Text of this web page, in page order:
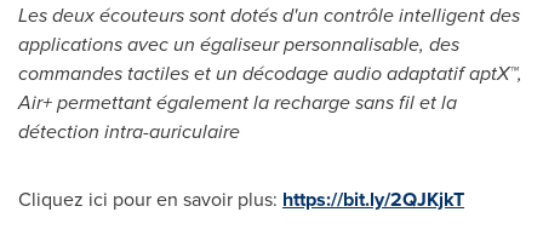
Les deux écouteurs sont dotés d'un contrôle intelligent des
applications avec un égaliseur personnalisable, des
commandes tactiles et un décodage audio adaptatif aptX™,
Air+ permettant également la recharge sans fil et la
détection intra-auriculaire
Cliquez ici pour en savoir plus: https://bit.ly/2QJKjkT